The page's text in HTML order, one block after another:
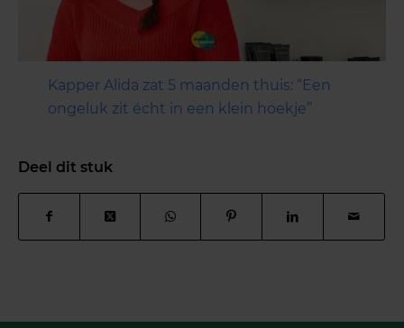
Kapper Alida zat 5 maanden thuis: “Een
ongeluk zit écht in een klein hoekje”
Deel dit stuk